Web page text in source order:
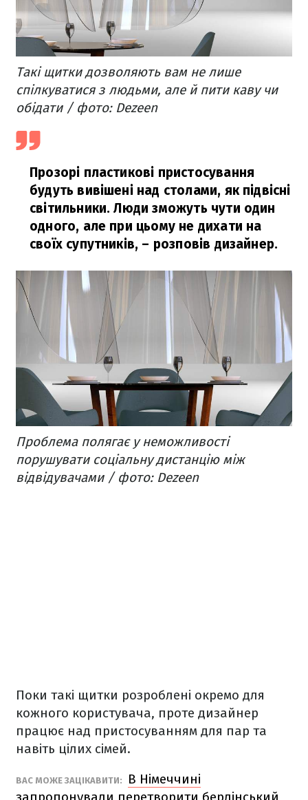
Такі щитки дозволяють вам не лише
спілкуватися з людьми, але й пити каву чи
обідати / фото: Dezeen
Прозорі пластикові пристосування
будуть вивішені над столами, як підвісні
світильники. Люди зможуть чути один
одного, але при цьому не дихати на
своїх супутників, – розповів дизайнер.
Проблема полягає у неможливості
порушувати соціальну дистанцію між
відвідувачами / фото: Dezeen
Поки такі щитки розроблені окремо для
кожного користувача, проте дизайнер
працює над пристосуванням для пар та
навіть цілих сімей.
ВАС МОЖЕ ЗАЦІКАВИТИ:
В Німеччині